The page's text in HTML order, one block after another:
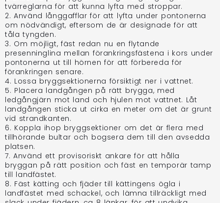
tvärreglarna för att kunna lyfta med stroppar.
2. Använd långgafflar för att lyfta under pontonerna
om nödvändigt, eftersom de är designade för att
tåla tyngden.
3. Om möjligt, fäst redan nu en flytande
presenninglina mellan förankringsfästena i kors under
pontonerna ut till hörnen för att förbereda för
förankringen senare.
4. Lossa bryggsektionerna försiktigt ner i vattnet.
5. Placera landgången på rätt brygga, med
ledgångjärn mot land och hjulen mot vattnet. Låt
landgången sticka ut cirka en meter om det är grunt
vid strandkanten.
6. Koppla ihop bryggsektioner om det är flera med
tillhörande bultar och bogsera dem till den avsedda
platsen.
7. Använd ett provisoriskt ankare för att hålla
bryggan på rätt position och fäst en temporär tamp
till landfästet.
8. Fäst kätting och fjäder till kättingens ögla i
landfästet med schackel, och lämna tillräckligt med